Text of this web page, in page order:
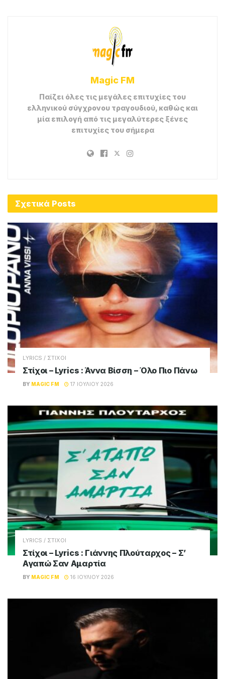
Magic FM
Παίζει όλες τις μεγάλες επιτυχίες του
ελληνικού σύγχρονου τραγουδιού, καθώς και
μία επιλογή από τις μεγαλύτερες ξένες
επιτυχίες του σήμερα
Σχετικά Posts
LYRICS / ΣΤΙΧΟΙ
Στίχοι – Lyrics : Άννα Βίσση – Όλο Πιο Πάνω
BY MAGIC FM 17 ΙΟΥΛΊΟΥ 2026
LYRICS / ΣΤΙΧΟΙ
Στίχοι – Lyrics : Γιάννης Πλούταρχος – Σ’
Αγαπώ Σαν Αμαρτία
BY MAGIC FM 16 ΙΟΥΛΊΟΥ 2026